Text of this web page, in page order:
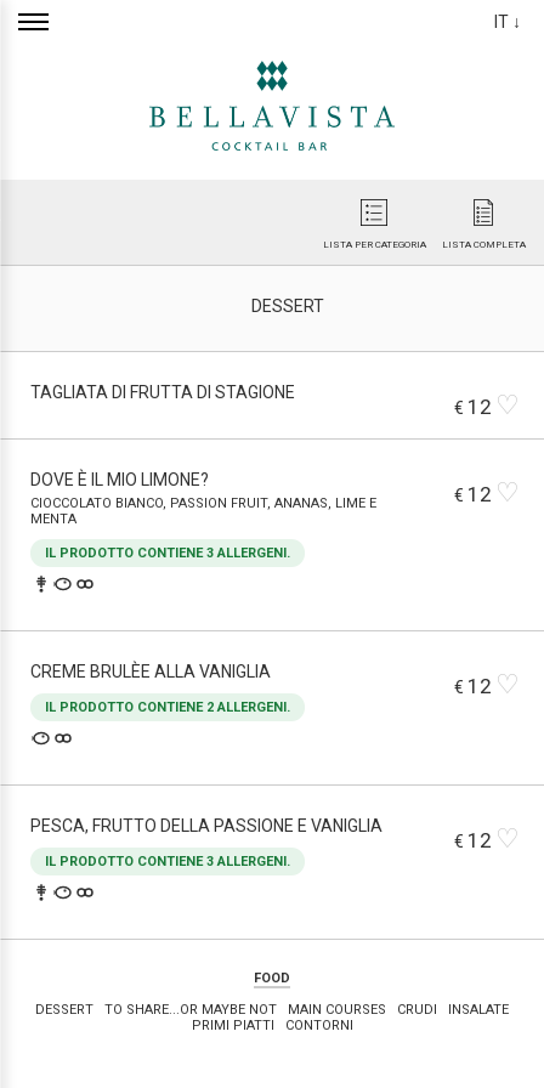
IT ↓
LISTA COMPLETA
LISTA PER CATEGORIA
DESSERT
TAGLIATA DI FRUTTA DI STAGIONE
€ 12 ♡
DOVE È IL MIO LIMONE?
CIOCCOLATO BIANCO, PASSION FRUIT, ANANAS, LIME E
MENTA
IL PRODOTTO CONTIENE 3 ALLERGENI.
€ 12 ♡
CREME BRULÈE ALLA VANIGLIA
IL PRODOTTO CONTIENE 2 ALLERGENI.
€ 12 ♡
PESCA, FRUTTO DELLA PASSIONE E VANIGLIA
IL PRODOTTO CONTIENE 3 ALLERGENI.
€ 12 ♡
FOOD
DESSERT
TO SHARE...OR MAYBE NOT MAIN COURSES CRUDI
INSALATE
PRIMI PIATTI
CONTORNI